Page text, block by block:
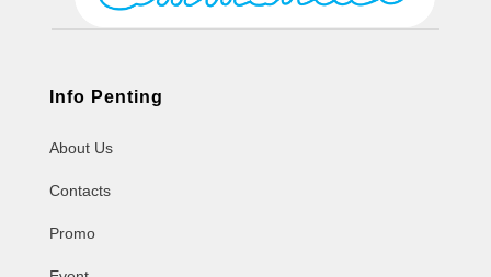
Info Penting
About Us
Contacts
Promo